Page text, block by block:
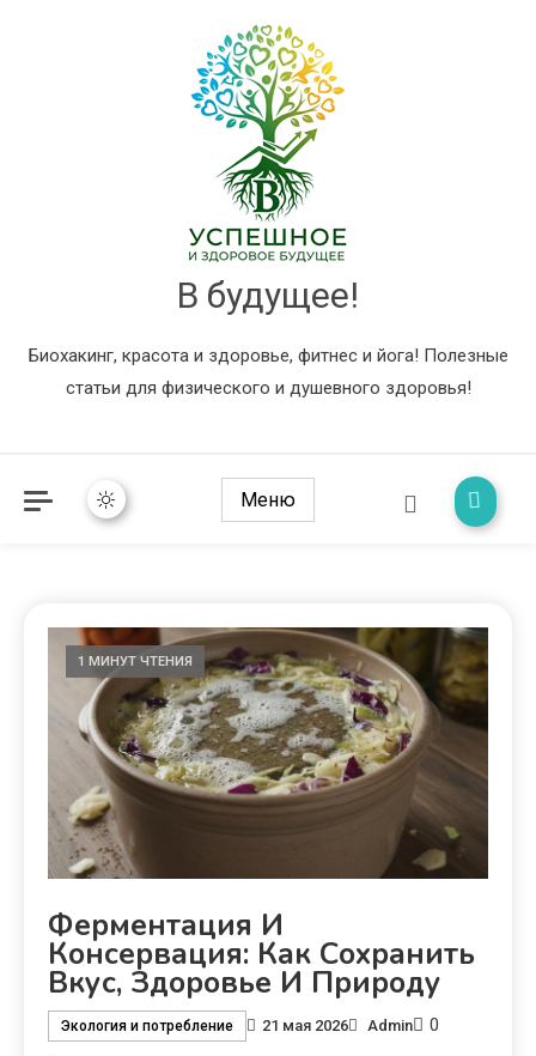
В будущее!
Биохакинг, красота и здоровье, фитнес и йога! Полезные
статьи для физического и душевного здоровья!
Меню
1 МИНУТ ЧТЕНИЯ
Ферментация И
Консервация: Как Сохранить
Вкус, Здоровье И Природу
Экология и потребление 21 мая 2026 Admin 0